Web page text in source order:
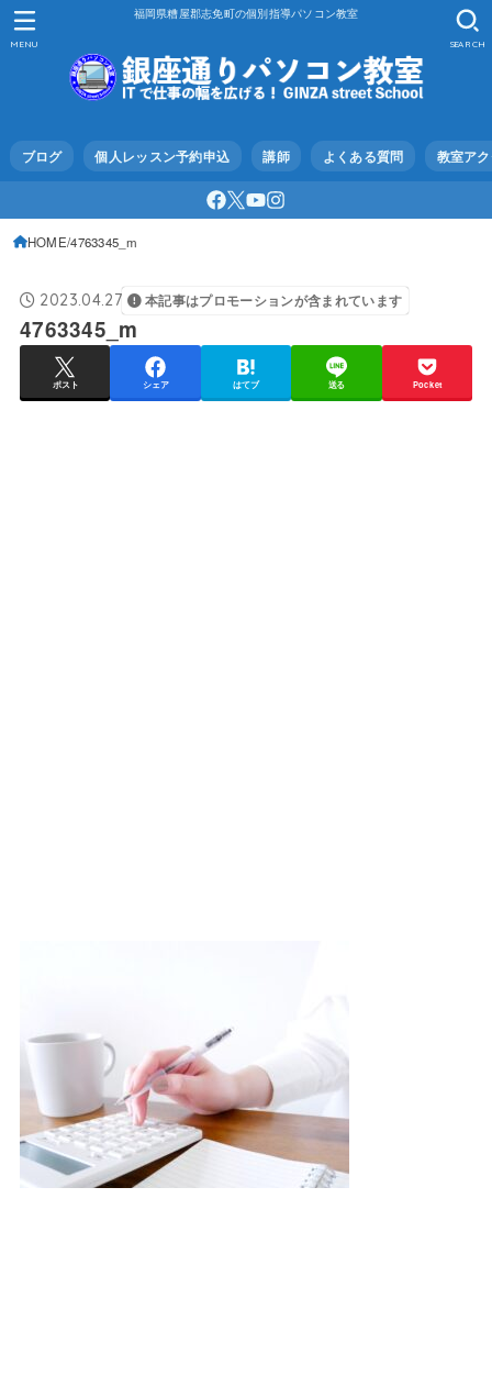
福岡県糟屋郡志免町の個別指導パソコン教室
ブログ 個人レッスン予約申込 講師 よくある質問 教室ア
SEARCH
MENU
HOME 4763345_m
2023.04.27 本記事はプロモーションが含まれています
4763345_m
ポスト シェア はてブ 送る Pocket